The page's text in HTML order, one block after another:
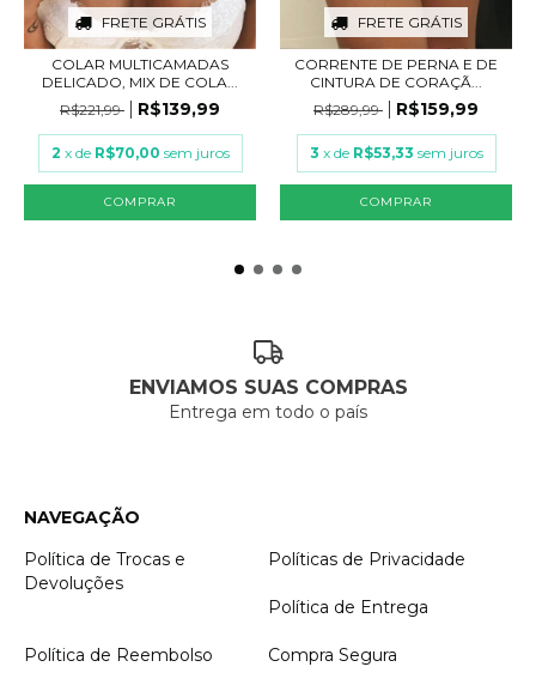
FRETE GRÁTIS
COLAR MULTICAMADAS
DELICADO, MIX DE COLA...
R$221,99
R$139,99
2 x de R$70,00 sem juros
COMPRAR
FRETE GRÁTIS
CORRENTE DE PERNA E DE
CINTURA DE CORAÇÃ...
R$289,99
R$159,99
3 x de R$53,33 sem juros
COMPRAR
ENVIAMOS SUAS COMPRAS
Entrega em todo o país
NAVEGAÇÃO
Política de Trocas e
Devoluções
Políticas de Privacidade
Política de Entrega
Política de Reembolso Compra Segura